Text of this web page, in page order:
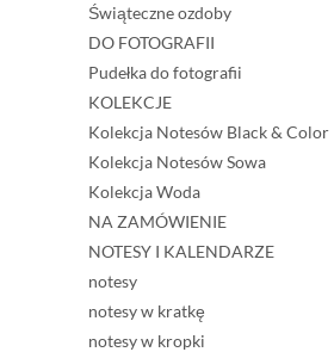
Świąteczne ozdoby
DO FOTOGRAFII
Pudełka do fotografii
KOLEKCJE
Kolekcja Notesów Black & Color
Kolekcja Notesów Sowa
Kolekcja Woda
NA ZAMÓWIENIE
NOTESY I KALENDARZE
notesy
notesy w kratkę
notesy w kropki